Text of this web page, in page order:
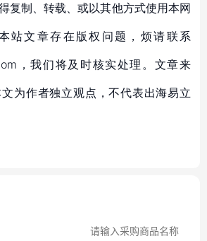
复制、转载、或以其他方式使用本网
站文章存在版权问题，烦请联系
，我们将及时核实处理。文章来
为作者独立观点，不代表出海易立